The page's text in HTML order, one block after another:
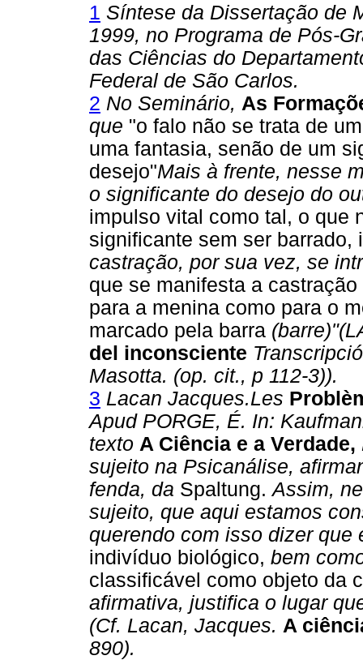
1 Síntese da Dissertação de
1999, no Programa de Pós-
das Ciências do
Federal de São Carlos.
2 No Seminário, As
que "o falo não se trata de
uma fantasia, senão de um
desejo"Mais à frente, nesse
o significante do desejo do
impulso vital como tal, o que
significante sem ser
castração, por sua vez, se
que se manifesta a
para a menina como para o
marcado pela barra
del inconsciente
Masotta. (op. cit., p 112-3)).
3 Lacan Jacques.Les
Apud PORGE, É. In:
texto A Ciência e a Verdade,
sujeito na Psicanálise,
fenda, da Spaltung.Assim,
sujeito, que aqui estamos
querendo com isso dizer que
indivíduo biológico, bem
classificável como objeto da
afirmativa, justifica o lugar
(Cf. Lacan, Jacques. A
890).